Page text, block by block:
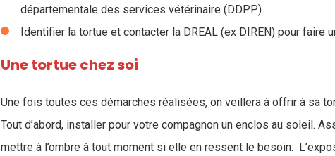
départementale des services vétérinaire (DDPP)
Identifier la tortue et contacter la DREAL (ex DIREN) pour faire
Une tortue chez soi
Une fois toutes ces démarches réalisées, on veillera à offrir à sa
Tout d’abord, installer pour votre compagnon un enclos au soleil.
mettre à l’ombre à tout moment si elle en ressent le besoin.